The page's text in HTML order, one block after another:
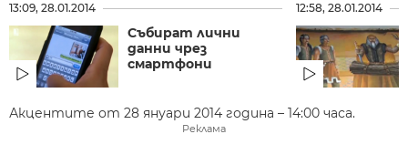
13:09, 28.01.2014
Събират лични
данни чрез
смартфони
12:58, 28.01.2014
Акцентите от 28 януари 2014 година – 14:00 часа.
Реклама